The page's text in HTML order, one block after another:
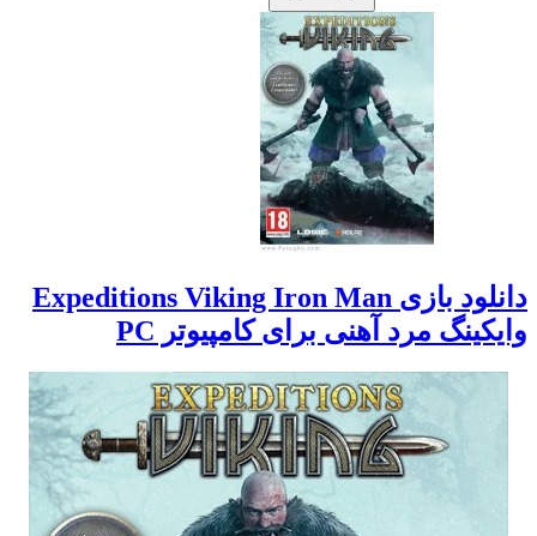
دانلود بازی Expeditions Viking Iron Man
وایکینگ مرد آهنی برای کامپیوتر PC